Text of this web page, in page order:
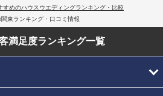
すめのハウスウエディングランキング・比較
東ランキング・口コミ情報
満足度ランキング一覧